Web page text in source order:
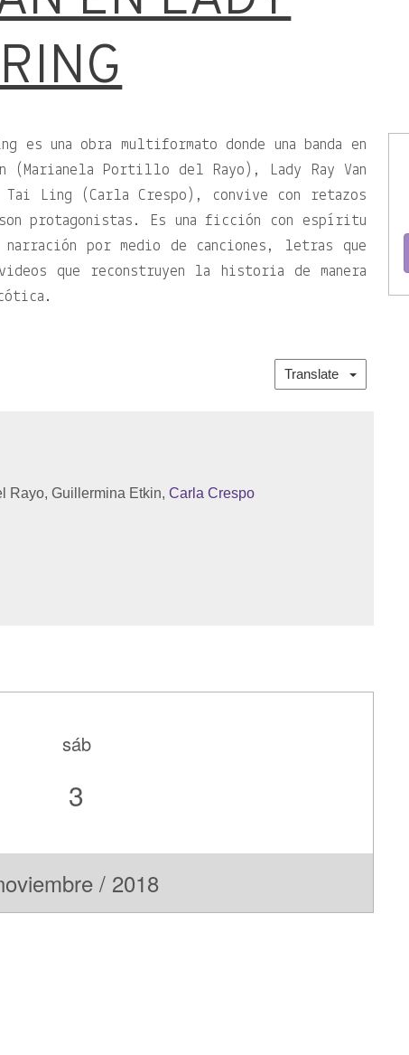
es una obra multiformato donde una banda en
(Marianela Portillo del Rayo), Lady Ray Van
Ling (Carla Crespo), convive con retazos
protagonistas. Es una ficción con espíritu
por medio de canciones, letras que
que reconstruyen la historia de manera
Translate
Rayo, Guillermina Etkin,Carla Crespo
sáb
3
/ 2018